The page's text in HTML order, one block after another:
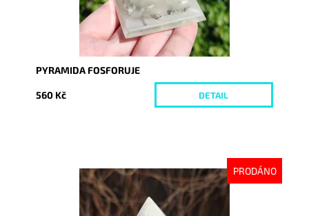
PYRAMIDA FOSFORUJE
560 Kč DETAIL
PRODÁNO
Dostupnost:
Vyprodáno
8388